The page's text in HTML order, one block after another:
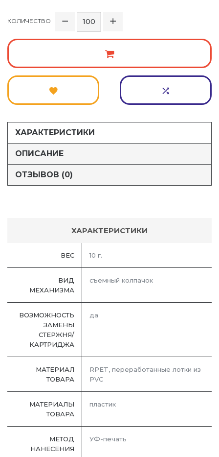
КОЛИЧЕСТВО
ХАРАКТЕРИСТИКИ
ОПИСАНИЕ
ОТЗЫВОВ (0)
ХАРАКТЕРИСТИКИ
ВЕС 10 г.
ВИД
МЕХАНИЗМА
съемный колпачок
ВОЗМОЖНОСТЬ
ЗАМЕНЫ
СТЕРЖНЯ/
КАРТРИДЖА
да
МАТЕРИАЛ
ТОВАРА
RPET, переработанные лотки из
PVC
МАТЕРИАЛЫ
ТОВАРА
пластик
МЕТОД
НАНЕСЕНИЯ
УФ-печать